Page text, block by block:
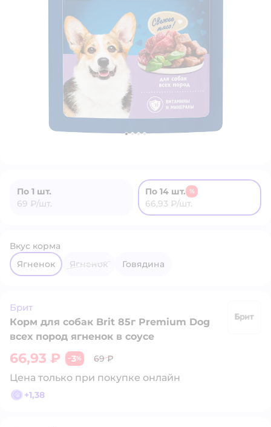
По 1 шт.
69 ₽/шт.
По 14 шт. %
66,93 ₽/шт.
Вкус корма
ягненок
ягненок говядина
Брит
Корм для собак Brit 85г Premium Dog
всех пород ягненок в соусе
66,93 ₽ −3% 69 ₽
Цена только при покупке онлайн
+1,38